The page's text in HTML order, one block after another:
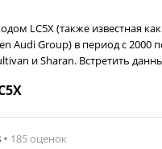
LC5X (также известная
Audi Group) в период с
и Sharan. Встретить
185 оценок